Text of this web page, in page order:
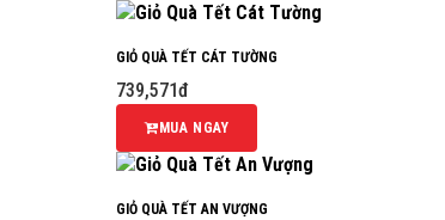
GIỎ QUÀ TẾT CÁT TƯỜNG
739,571đ
MUA NGAY
GIỎ QUÀ TẾT AN VƯỢNG